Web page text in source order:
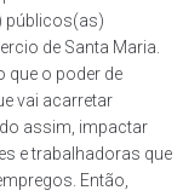
públicos(as)
de Santa Maria.
que o poder de
vai acarretar
assim, impactar
e trabalhadoras que
Então,